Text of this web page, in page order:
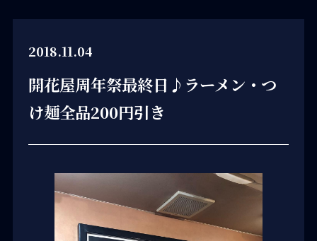
2018.11.04
開花屋周年祭最終日♪ラーメン・つ
け麺全品200円引き